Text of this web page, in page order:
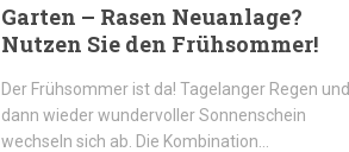
Garten – Rasen Neuanlage?
Nutzen Sie den Frühsommer!
Der Frühsommer ist da! Tagelanger Regen und
dann wieder wundervoller Sonnenschein
wechseln sich ab. Die Kombination…